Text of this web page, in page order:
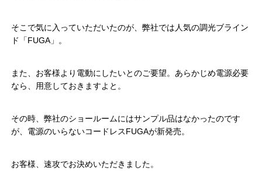
そこで気に入っていただいたのが、弊社では人気の調光ブライン
ド「FUGA」。
また、お客様より電動にしたいとのご要望。あらかじめ電源必要
なら、用意しておきますよと。
その時、弊社のショールームにはサンプル品はなかったのです
が、電源のいらないコードレスFUGAが新発売。
お客様、速攻でお決めいただきました。